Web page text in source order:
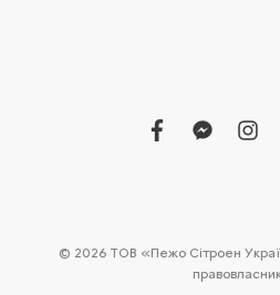
facebook
© 2026 ТОВ «Пежо Сітроен